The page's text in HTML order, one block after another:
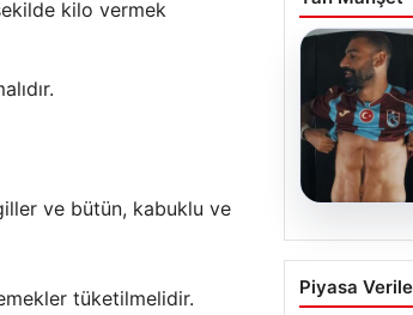
kilo vermek
ve bütün, kabuklu ve
tüketilmelidir.
Piyasa